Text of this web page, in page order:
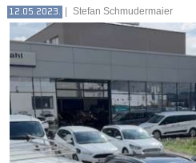
12.05.2023. Stefan Schmudermaier